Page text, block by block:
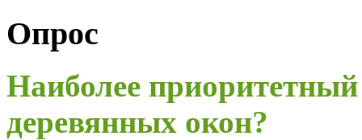
Опрос
Наиболее
деревянных окон?